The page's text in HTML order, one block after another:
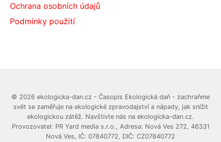
Ochrana osobních údajů
Podmínky použití
© 2026 ekologicka-dan.cz - Časopis Ekologická daň - zachraňme
svět se zaměřuje na ekologické zpravodajství a nápady, jak snížit
ekologickou zátěž. Navštivte nás na ekologicka-dan.cz.
Provozovatel: PR Yard media s.r.o., Adresa: Nová Ves 272, 46331
Nová Ves, IČ: 07840772, DIČ: CZ07840772